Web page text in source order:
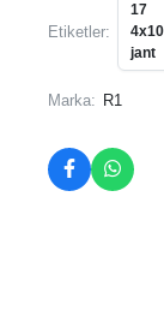
Etiketler:
17
jant
Marka: R1